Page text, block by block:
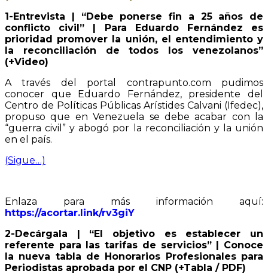
1-Entrevista | “Debe ponerse fin a 25 años de
conflicto civil” | Para Eduardo Fernández es
prioridad promover la unión, el entendimiento y
la reconciliación de todos los venezolanos”
(+Video)
A través del portal contrapunto.com pudimos
conocer que Eduardo Fernández, presidente del
Centro de Políticas Públicas Arístides Calvani (Ifedec),
propuso que en Venezuela se debe acabar con la
“guerra civil” y abogó por la reconciliación y la unión
en el país.
(Sigue…)
Enlaza para más información aquí:
https://acortar.link/rv3giY
2-Decárgala | “El objetivo es establecer un
referente para las tarifas de servicios” | Conoce
la nueva tabla de Honorarios Profesionales para
Periodistas aprobada por el CNP (+Tabla / PDF)